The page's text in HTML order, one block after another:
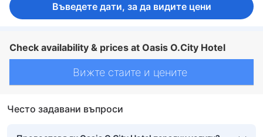
Въведете дати, за да видите цени
Check availability & prices at Oasis O.City Hotel
Вижте стаите и цените
Често задавани въпроси